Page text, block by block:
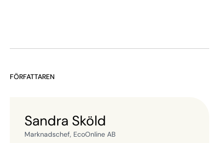
FÖRFATTAREN
Sandra Sköld
Marknadschef, EcoOnline AB